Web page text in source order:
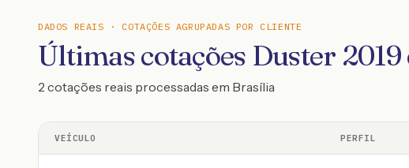
DADOS REAIS · COTAÇÕES AGRUPADAS POR CLIENTE
Últimas cotações Duster
2 cotações reais processadas em Brasília
VEÍCULO PERFIL